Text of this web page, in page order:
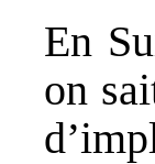
En
on